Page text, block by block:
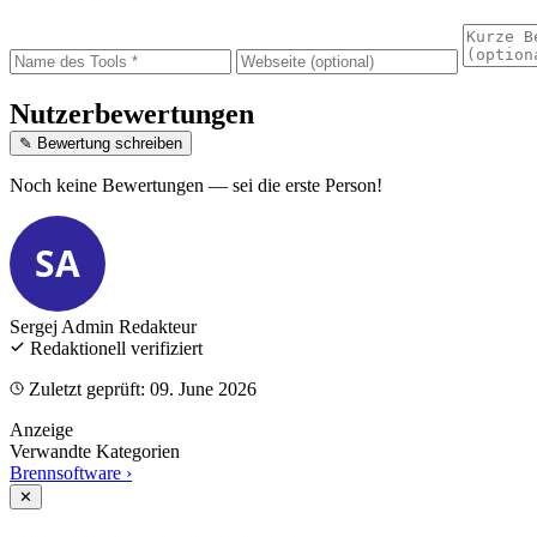
Nutzerbewertungen
✎ Bewertung schreiben
Noch keine Bewertungen — sei die erste Person!
SA
Sergej Admin Redakteur
Redaktionell verifiziert
Zuletzt geprüft: 09. June 2026
Anzeige
Verwandte Kategorien
Brennsoftware ›
✕